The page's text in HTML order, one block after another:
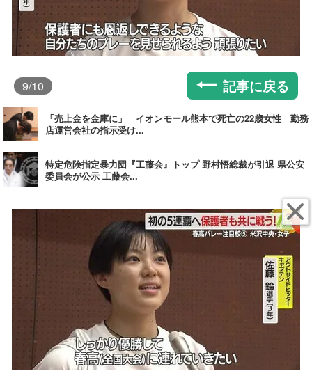
9/10 記事に戻る
「売上金を金庫に」 イオンモール熊本で死亡の22歳女性 勤務
店運営会社の指示受け...
特定危険指定暴力団『工藤会』トップ 野村悟総裁が引退 県公安
委員会が公示 工藤会...